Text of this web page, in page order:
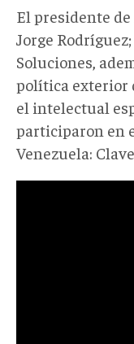
El presidente de
Jorge
Soluciones,
política exterior
el intelectual
participaron en
Venezuela: